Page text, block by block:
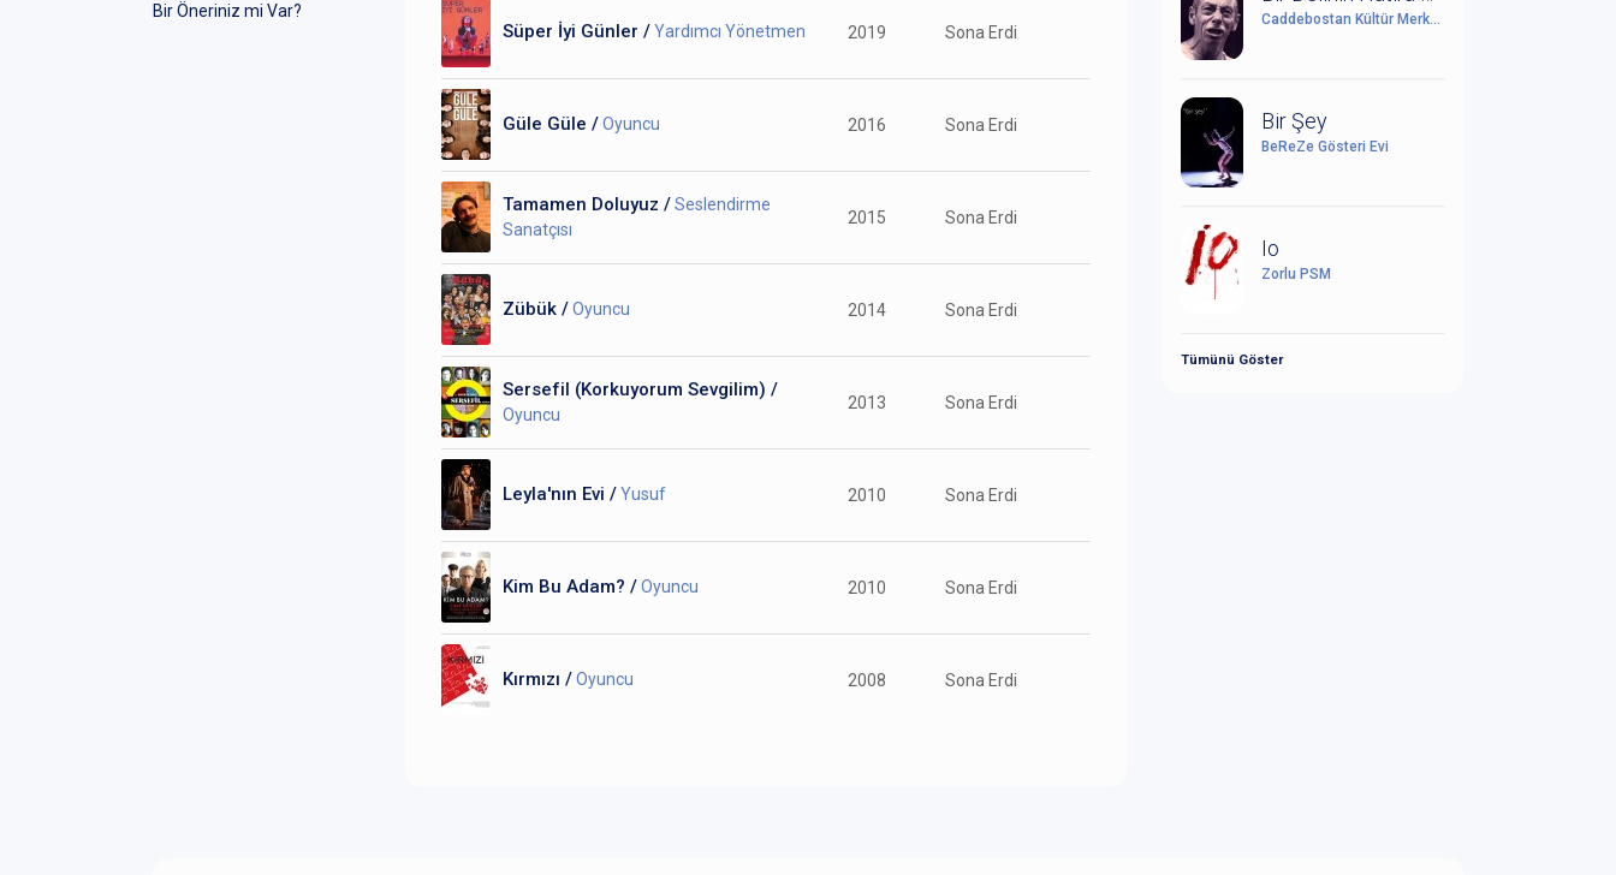
Bir Öneriniz mi Var?
Süper İyi Günler /Yardımcı Yönetmen 2019 Sona Erdi
Güle Güle /Oyuncu 2016 Sona Erdi
Tamamen Doluyuz /Seslendirme
Sanatçısı
2015 Sona Erdi
Zübük /Oyuncu 2014 Sona Erdi
Sersefil (Korkuyorum Sevgilim) /
Oyuncu
2013 Sona Erdi
Leyla'nın Evi /Yusuf 2010 Sona Erdi
Kim Bu Adam? /Oyuncu 2010 Sona Erdi
Kırmızı /Oyuncu 2008 Sona Erdi
Caddebostan Kültür Merkezi
Bir Şey
BeReZe Gösteri Evi
Io
Zorlu PSM
Tümünü Göster